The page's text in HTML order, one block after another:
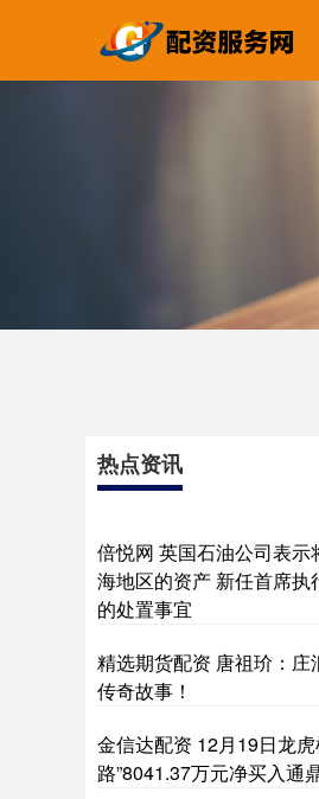
热点资讯
倍悦网 英国石油公司表示
海地区的资产 新任首席执
的处置事宜
精选期货配资 唐祖玠：庄
传奇故事！
金信达配资 12月19日龙
路”8041.37万元净买入通